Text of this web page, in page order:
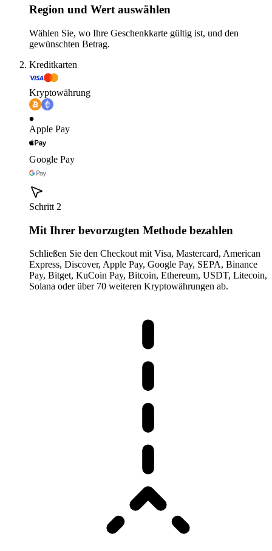
Region und Wert auswählen
Wählen Sie, wo Ihre Geschenkkarte gültig ist, und den
gewünschten Betrag.
Kreditkarten
Kryptowährung
Apple Pay
Google Pay
Schritt 2
Mit Ihrer bevorzugten Methode bezahlen
Schließen Sie den Checkout mit Visa, Mastercard, American
Express, Discover, Apple Pay, Google Pay, SEPA, Binance
Pay, Bitget, KuCoin Pay, Bitcoin, Ethereum, USDT, Litecoin,
Solana oder über 70 weiteren Kryptowährungen ab.